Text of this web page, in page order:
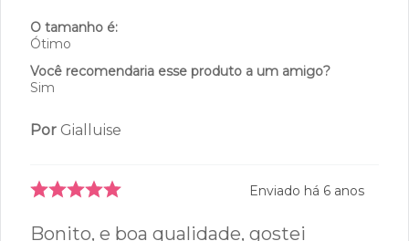
O tamanho é:
Ótimo
Você recomendaria esse produto a um amigo?
Sim
Por Gialluise
Enviado há 6 anos
Bonito, e boa qualidade, gostei